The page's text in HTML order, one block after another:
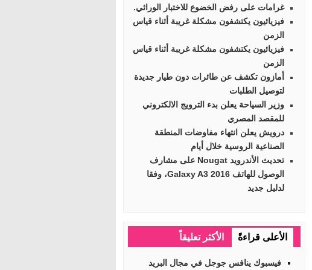
غرامات على رفض الخضوع للاختبار الوراثي.
فيزيائيون يكتشفون مشكلة غريبة أثناء قياس
الزمن
فيزيائيون يكتشفون مشكلة غريبة أثناء قياس
الزمن
أمازون تكشف عن طائرات دون طيار جديدة
لتوصيل الطلبات
وزير السياحة يعلن بدء الترويج الالكتروني
للمقصد المصري
درويش يعلن انتهاء مفاوضات المنطقة
الصناعية الروسية خلال أيام
تحديث الأندرويد Nougat على مشارف
الوصول للهاتف Galaxy A3 2016، وفقا
لدليل جديد
الأعلى قراءةً الأكثر تعليقاً
فيسبوك ينافس جوجل في مجال البريد